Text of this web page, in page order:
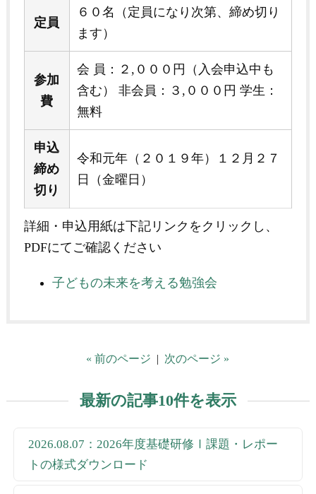
定員
６０名（定員になり次第、締め切り
ます）
参加
費
会 員：２,０００円（入会申込中も
含む） 非会員：３,０００円 学生：
無料
申込
締め
切り
令和元年（２０１９年）１２月２７
日（金曜日）
詳細・申込用紙は下記リンクをクリックし、
PDFにてご確認ください
子どもの未来を考える勉強会
« 前のページ | 次のページ »
最新の記事10件を表示
2026.08.07：2026年度基礎研修Ⅰ課題・レポー
トの様式ダウンロード